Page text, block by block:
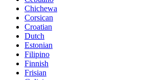
Chichewa
Corsican
Croatian
Dutch
Estonian
Filipino
Finnish
Frisian